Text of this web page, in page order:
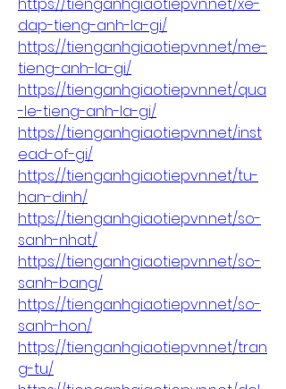
dap-tieng-anh-la-gi/
https://tienganhgiaotiepvn.net/me-
tieng-anh-la-gi/
https://tienganhgiaotiepvn.net/qua
-le-tieng-anh-la-gi/
https://tienganhgiaotiepvn.net/inst
ead-of-gi/
https://tienganhgiaotiepvn.net/tu-
han-dinh/
https://tienganhgiaotiepvn.net/so-
sanh-nhat/
https://tienganhgiaotiepvn.net/so-
sanh-bang/
https://tienganhgiaotiepvn.net/so-
sanh-hon/
https://tienganhgiaotiepvn.net/tran
g-tu/